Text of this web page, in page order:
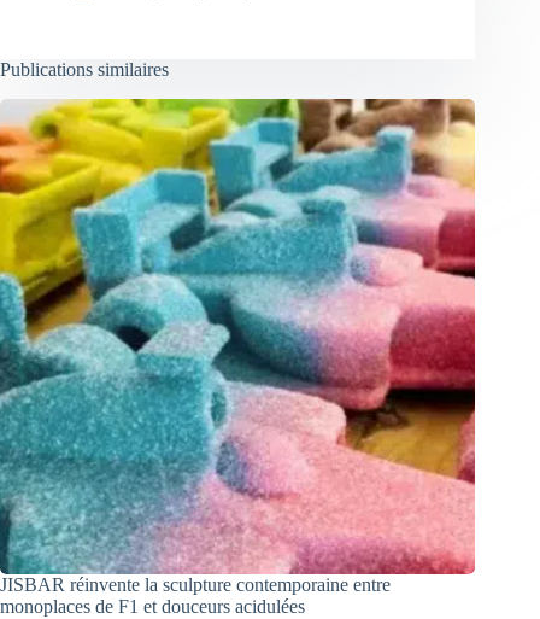
Publications similaires
JISBAR réinvente la sculpture contemporaine entre
monoplaces de F1 et douceurs acidulées